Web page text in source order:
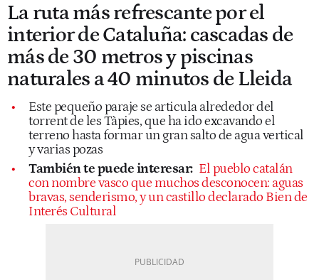
La ruta más refrescante por el
interior de Cataluña: cascadas de
más de 30 metros y piscinas
naturales a 40 minutos de Lleida
Este pequeño paraje se articula alrededor del
torrent de les Tàpies, que ha ido excavando el
terreno hasta formar un gran salto de agua vertical
y varias pozas
También te puede interesar: El pueblo catalán
con nombre vasco que muchos desconocen: aguas
bravas, senderismo, y un castillo declarado Bien de
Interés Cultural